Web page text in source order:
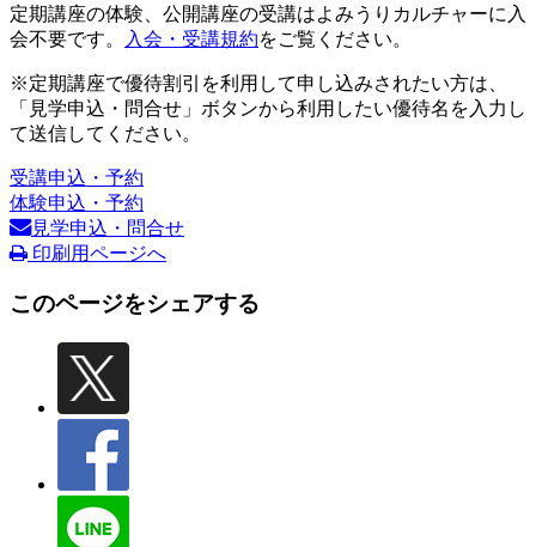
定期講座の体験、公開講座の受講はよみうりカルチャーに入
会不要です。
入会・受講規約をご覧ください。
※定期講座で優待割引を利用して申し込みされたい方は、
「見学申込・問合せ」ボタンから利用したい優待名を入力し
て送信してください。
受講申込・予約
体験申込・予約
見学申込・問合せ
印刷用ページへ
このページをシェアする